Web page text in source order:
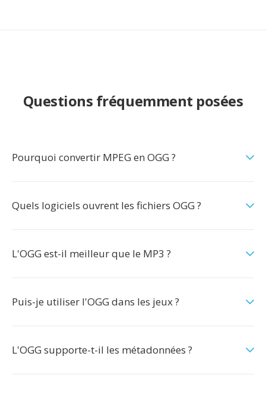
Questions fréquemment posées
Pourquoi convertir MPEG en OGG ?
Quels logiciels ouvrent les fichiers OGG ?
L'OGG est-il meilleur que le MP3 ?
Puis-je utiliser l'OGG dans les jeux ?
L'OGG supporte-t-il les métadonnées ?